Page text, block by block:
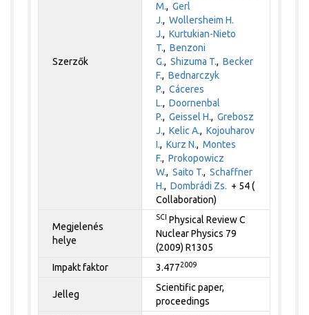
Szerzők
M.,Gerl
J.,Wollersheim H.
J.,Kurtukian-Nieto
T.,Benzoni
G.,Shizuma T.,Becker
F.,Bednarczyk
P.,Cáceres
L.,Doornenbal
P.,Geissel H.,Grebosz
J.,Kelic A.,Kojouharov
I.,Kurz N.,Montes
F.,Prokopowicz
W.,Saito T.,Schaffner
H.,Dombrádi Zs. + 54 (
Collaboration)
Megjelenés
helye
SCI Physical Review C
Nuclear Physics 79
(2009) R1305
Impakt faktor
3.4772009
Jelleg
Scientific paper,
proceedings